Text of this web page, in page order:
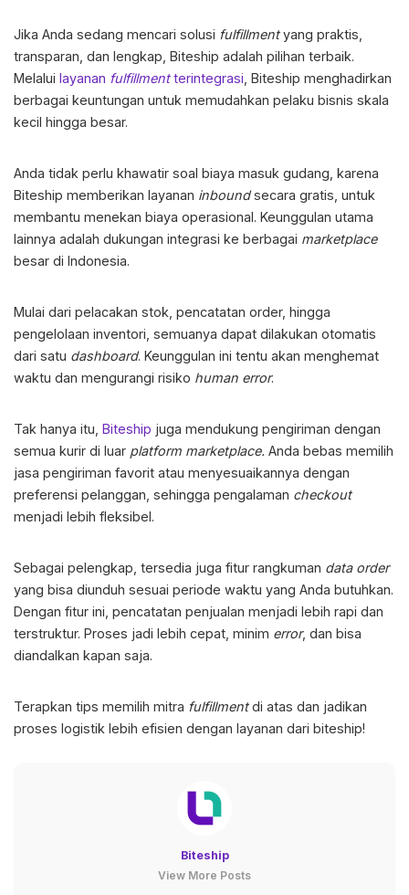
Jika Anda sedang mencari solusi fulfillmentyang praktis,
transparan, dan lengkap, Biteship adalah pilihan terbaik.
Melalui layanan fulfillmentterintegrasi , Biteship menghadirkan
berbagai keuntungan untuk memudahkan pelaku bisnis skala
kecil hingga besar.
Anda tidak perlu khawatir soal biaya masuk gudang, karena
Biteship memberikan layanan inboundsecara gratis, untuk
membantu menekan biaya operasional. Keunggulan utama
lainnya adalah dukungan integrasi ke berbagai marketplace
besar di Indonesia.
Mulai dari pelacakan stok, pencatatan order, hingga
pengelolaan inventori, semuanya dapat dilakukan otomatis
dari satu dashboard. Keunggulan ini tentu akan menghemat
waktu dan mengurangi risiko human error.
Tak hanya itu, Biteship juga mendukung pengiriman dengan
semua kurir di luar platform marketplace. Anda bebas memilih
jasa pengiriman favorit atau menyesuaikannya dengan
preferensi pelanggan, sehingga pengalaman checkout
menjadi lebih fleksibel.
Sebagai pelengkap, tersedia juga fitur rangkuman data order
yang bisa diunduh sesuai periode waktu yang Anda butuhkan.
Dengan fitur ini, pencatatan penjualan menjadi lebih rapi dan
terstruktur. Proses jadi lebih cepat, minim error, dan bisa
diandalkan kapan saja.
Terapkan tips memilih mitra fulfillmentdi atas dan jadikan
proses logistik lebih efisien dengan layanan dari biteship!
Biteship
View More Posts